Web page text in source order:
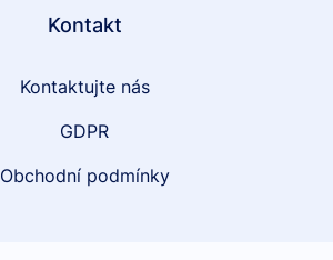
Kontakt
Kontaktujte nás
GDPR
Obchodní podmínky